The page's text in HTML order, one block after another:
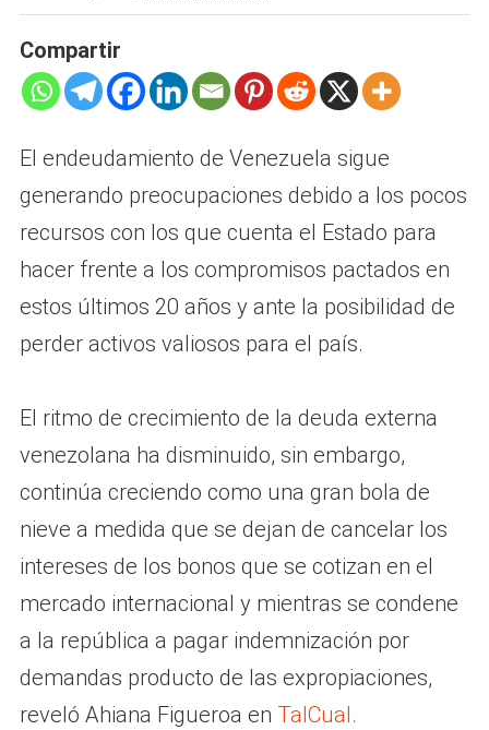
Compartir
El endeudamiento de Venezuela sigue
generando preocupaciones debido a los pocos
recursos con los que cuenta el Estado para
hacer frente a los compromisos pactados en
estos últimos 20 años y ante la posibilidad de
perder activos valiosos para el país.
El ritmo de crecimiento de la deuda externa
venezolana ha disminuido, sin embargo,
continúa creciendo como una gran bola de
nieve a medida que se dejan de cancelar los
intereses de los bonos que se cotizan en el
mercado internacional y mientras se condene
a la república a pagar indemnización por
demandas producto de las expropiaciones,
reveló Ahiana Figueroa en TalCual.